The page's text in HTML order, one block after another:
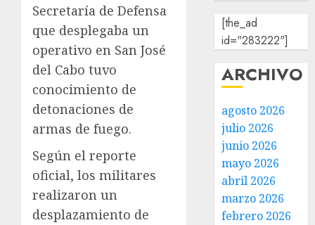
Secretaría de Defensa
que desplegaba un
operativo en San José
del Cabo tuvo
conocimiento de
detonaciones de
armas de fuego.
Según el reporte
oficial, los militares
realizaron un
desplazamiento de
[the_ad
id="283222"]
ARCHIVO
agosto 2026
julio 2026
junio 2026
mayo 2026
abril 2026
marzo 2026
febrero 2026